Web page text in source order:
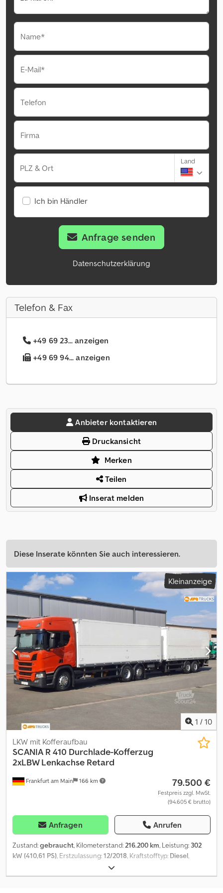
Name*
E-Mail*
Telefon
Firma
PLZ & Ort
Land
Ich bin Händler
Anfrage senden
Datenschutzerklärung
Telefon & Fax
+49 69 23... anzeigen
+49 69 94... anzeigen
Anbieter kontaktieren
Druckansicht
Merken
Teilen
Inserat melden
Diese Inserate könnten Sie auch interessieren.
Kleinanzeige
1 / 10
Frankfurt am Main 166 km
LKW mit Kofferaufbau
SCANIA R 410 Durchlade-Kofferzug
2xLBW Lenkachse Retard
79.500 €
Festpreis zzgl. MwSt.
(94.605 € brutto)
Anfragen Anrufen
Zustand:gebraucht, Kilometerstand: 216.200 km, Leistung: 302
kW (410,61 PS) , Erstzulassung:12/2018 , Kraftstofftyp: Diesel
, Achsen-Konfiguration:
Bremsen:Retarder, Getriebetyp:Automatisch, Emissionsklasse: